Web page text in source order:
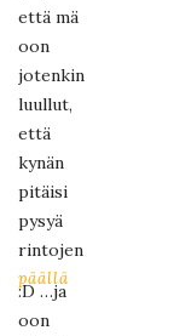
että mä
oon
jotenkin
luullut,
että
kynän
pitäisi
pysyä
rintojen
päällä
:D …ja
oon